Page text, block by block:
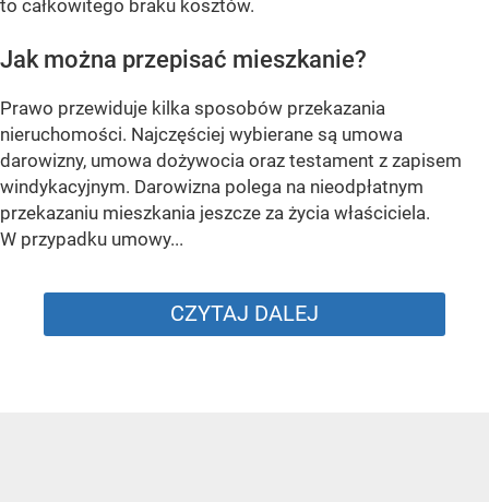
to całkowitego braku kosztów.
Jak można przepisać mieszkanie?
Prawo przewiduje kilka sposobów przekazania
nieruchomości. Najczęściej wybierane są umowa
darowizny, umowa dożywocia oraz testament z zapisem
windykacyjnym. Darowizna polega na nieodpłatnym
przekazaniu mieszkania jeszcze za życia właściciela.
W przypadku umowy...
CZYTAJ DALEJ